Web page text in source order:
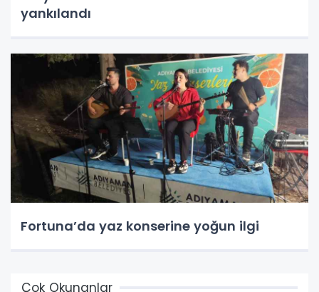
yankılandı
Fortuna’da yaz konserine yoğun ilgi
Çok Okunanlar